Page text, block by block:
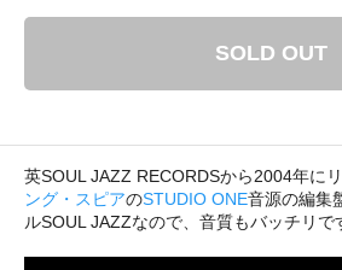
SOLD OUT
英SOUL JAZZ RECORDSから2004年にリ
ング・スピアのSTUDIO ONE音源の編集
ルSOUL JAZZなので、音質もバッチリで